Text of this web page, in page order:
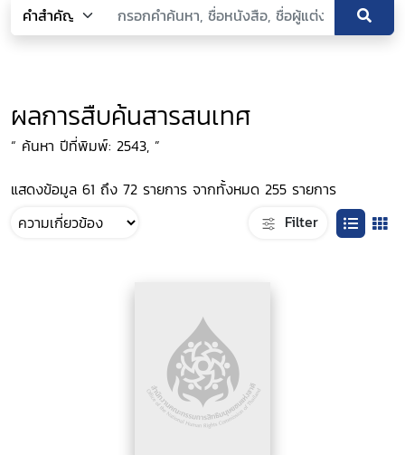
ผลการสืบค้นสารสนเทศ
“ ค้นหา ปีที่พิมพ์: 2543, ”
แสดงข้อมูล 61 ถึง 72 รายการ จากทั้งหมด 255 รายการ
Filter